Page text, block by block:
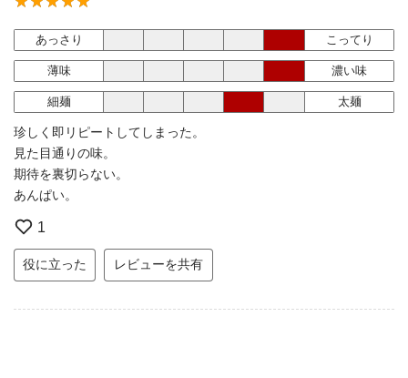
あっさり こってり
薄味 濃い味
細麺 太麺
珍しく即リピートしてしまった。
見た目通りの味。
期待を裏切らない。
あんぱい。
1
役に立った レビューを共有